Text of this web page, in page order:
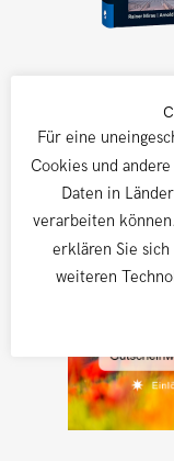
Für eine
Cookies und
Daten in
verarbeiten
erklären Sie
weiteren